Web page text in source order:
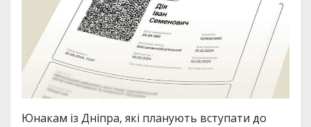
Юнакам із Дніпра, які планують вступати до